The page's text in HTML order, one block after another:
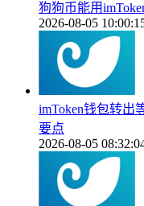
狗狗币能用
2026-08-05
imToken钱包转出
要点
2026-08-05